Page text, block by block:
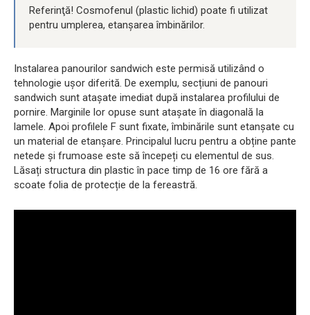
Referinţă! Cosmofenul (plastic lichid) poate fi utilizat
pentru umplerea, etanșarea îmbinărilor.
Instalarea panourilor sandwich este permisă utilizând o
tehnologie ușor diferită. De exemplu, secțiuni de panouri
sandwich sunt atașate imediat după instalarea profilului de
pornire. Marginile lor opuse sunt atașate în diagonală la
lamele. Apoi profilele F sunt fixate, îmbinările sunt etanșate cu
un material de etanșare. Principalul lucru pentru a obține pante
netede și frumoase este să începeți cu elementul de sus.
Lăsați structura din plastic în pace timp de 16 ore fără a
scoate folia de protecție de la fereastră.